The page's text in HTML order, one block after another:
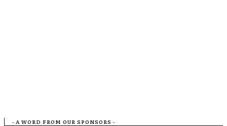
- A WORD FROM OUR SPONSORS -